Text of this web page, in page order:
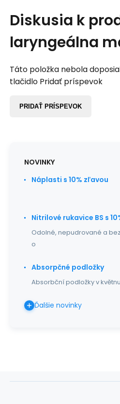
Diskusia k
laryngeálna
Táto položka nebola
tlačidlo Pridať príspevok
PRIDAŤ PRÍSPEVOK
NOVINKY
Náplasti s 10% zľavou
Nitrilové rukavice BS s
Odolné, nepudrované a
o
Absorpčné podložky
Absorbční podložky v
Ďalšie novinky